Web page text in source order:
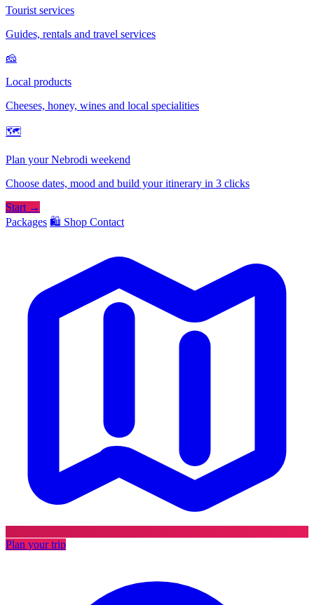
Tourist services
Guides, rentals and travel services
🧀
Local products
Cheeses, honey, wines and local specialities
🗺
Plan your Nebrodi weekend
Choose dates, mood and build your itinerary in 3 clicks
Start →
Packages 🛍️ Shop Contact
Plan your trip